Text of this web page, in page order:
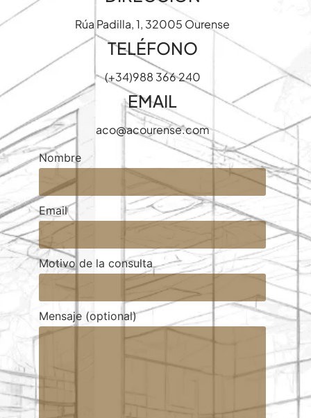
Rúa Padilla, 1, 32005 Ourense
TELÉFONO
(+34)988 366 240
EMAIL
aco@acourense.com
Nombre
Email
Motivo de la consulta
Mensaje (optional)